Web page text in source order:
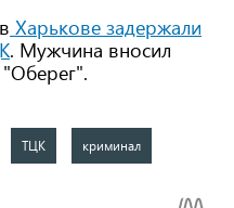
Харькове задержали
. Мужчина вносил
ТЦК криминал